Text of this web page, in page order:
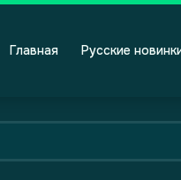
Главная Русские